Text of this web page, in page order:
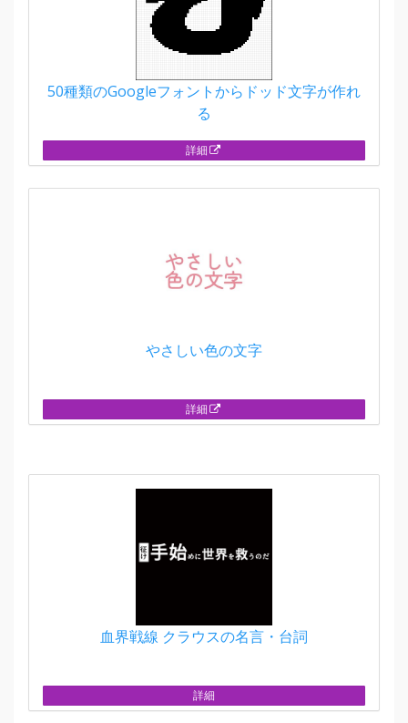
50種類のGoogleフォントからドッド文字が作れ
る
詳細
やさしい色の文字
詳細
血界戦線 クラウスの名言・台詞
詳細